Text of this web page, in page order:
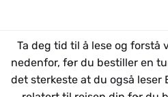
Ta deg tid til å lese og forstå
nedenfor, før du bestiller en
det sterkeste at du også leser